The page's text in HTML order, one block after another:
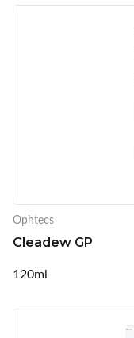
Ophtecs
Cleadew GP
120ml